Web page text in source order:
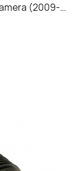
(2009-